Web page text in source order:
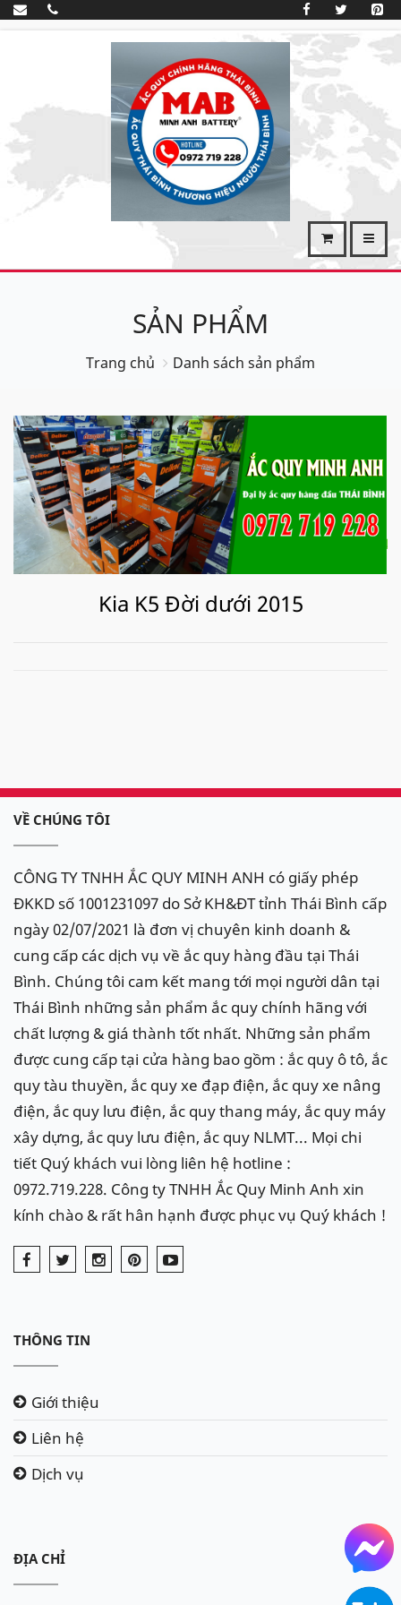
SẢN PHẨM
Trang chủ Danh sách sản phẩm
Kia K5 Đời dưới 2015
VỀ CHÚNG TÔI
CÔNG TY TNHH ẮC QUY MINH ANH có giấy phép
ĐKKD số 1001231097 do Sở KH&ĐT tỉnh Thái Bình cấp
ngày 02/07/2021 là đơn vị chuyên kinh doanh &
cung cấp các dịch vụ về ắc quy hàng đầu tại Thái
Bình. Chúng tôi cam kết mang tới mọi người dân tại
Thái Bình những sản phẩm ắc quy chính hãng với
chất lượng & giá thành tốt nhất. Những sản phẩm
được cung cấp tại cửa hàng bao gồm : ắc quy ô tô, ắc
quy tàu thuyền, ắc quy xe đạp điện, ắc quy xe nâng
điện, ắc quy lưu điện, ắc quy thang máy, ắc quy máy
xây dựng, ắc quy lưu điện, ắc quy NLMT... Mọi chi
tiết Quý khách vui lòng liên hệ hotline :
0972.719.228. Công ty TNHH Ắc Quy Minh Anh xin
kính chào & rất hân hạnh được phục vụ Quý khách !
THÔNG TIN
Giới thiệu
Liên hệ
Dịch vụ
ĐỊA CHỈ